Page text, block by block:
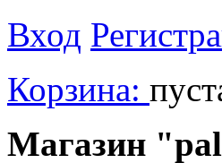
Вход
Корзина:
Магазин